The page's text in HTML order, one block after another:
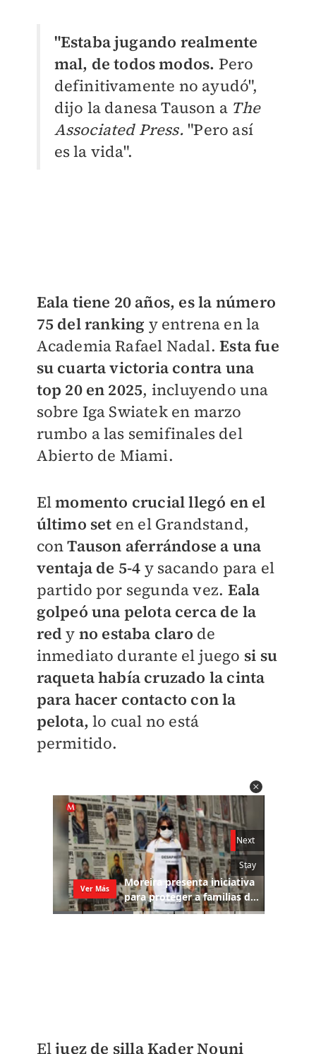
"Estaba jugando realmente
mal, de todos modos. Pero
definitivamente no ayudó",
dijo la danesa Tauson a The
Associated Press. "Pero así
es la vida".
Eala tiene 20 años, es la número
75 del ranking y entrena en la
Academia Rafael Nadal. Esta fue
su cuarta victoria contra una
top 20 en 2025, incluyendo una
sobre Iga Swiatek en marzo
rumbo a las semifinales del
Abierto de Miami.
Elmomento crucial llegó en el
último set en el Grandstand,
conTauson aferrándose a una
ventaja de 5-4 y sacando para el
partido por segunda vez. Eala
golpeó una pelota cerca de la
red y no estaba claro de
inmediato durante el juego si su
raqueta había cruzado la cinta
para hacer contacto con la
pelota, lo cual no está
permitido.
Eljuez de silla Kader Nouni